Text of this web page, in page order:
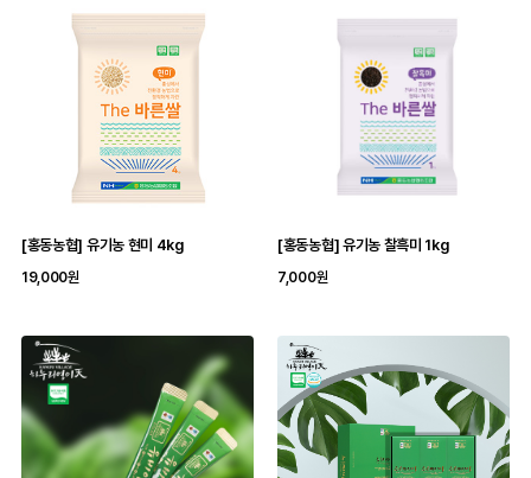
[홍동농협] 유기농 현미 4kg
19,000원
[홍동농협] 유기농 찰흑미 1kg
7,000원